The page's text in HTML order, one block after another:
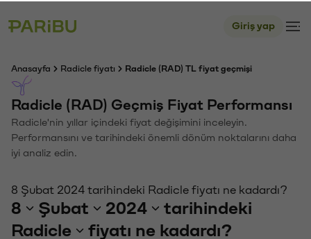
Giriş yap
Anasayfa Radicle fiyatı Radicle (RAD) TL fiyat geçmişi
Radicle (RAD) Geçmiş Fiyat Performansı
Radicle'nin yıllar içindeki fiyat değişimini inceleyin.
Performansını ve tarihindeki önemli dönüm noktalarını daha
iyi analiz edin.
8 Şubat 2024 tarihindeki Radicle fiyatı ne kadardı?
8 Şubat 2024
tarihindeki
Radicle
fiyatı ne kadardı?